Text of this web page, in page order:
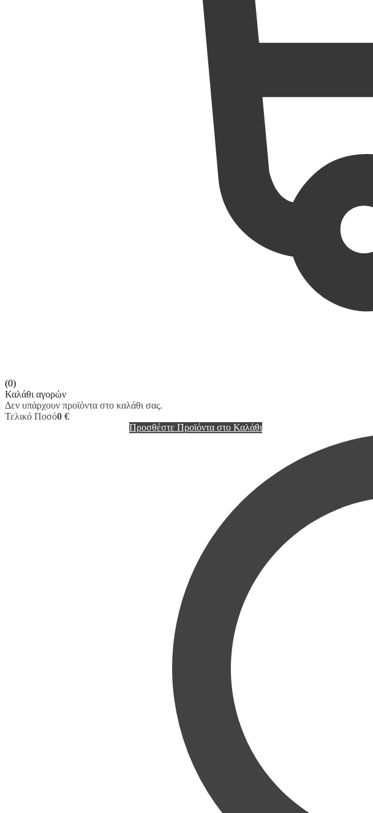
(0)
Καλάθι αγορών
Δεν υπάρχουν προϊόντα στο καλάθι σας.
Τελικό Ποσό0 €
Προσθέστε Προϊόντα στο Καλάθι